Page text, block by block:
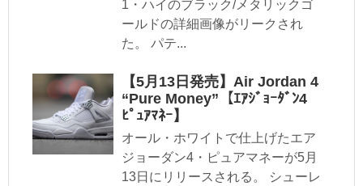
1・ハイのブラック/メタリックゴ
ールドの詳細画像がリークされ
た。 パテ...
【5月13日発売】Air Jordan 4
“Pure Money”【ｴｱｼﾞｮｰﾀﾞﾝ4
ﾋﾟｭｱﾏﾈｰ】
オール・ホワイトで仕上げたエア
ジョーダン4・ピュアマネーが5月
13日にリリースされる。 シューレ